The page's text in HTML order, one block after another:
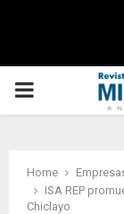
PRIMARY
Home
ISA REP
Chiclayo